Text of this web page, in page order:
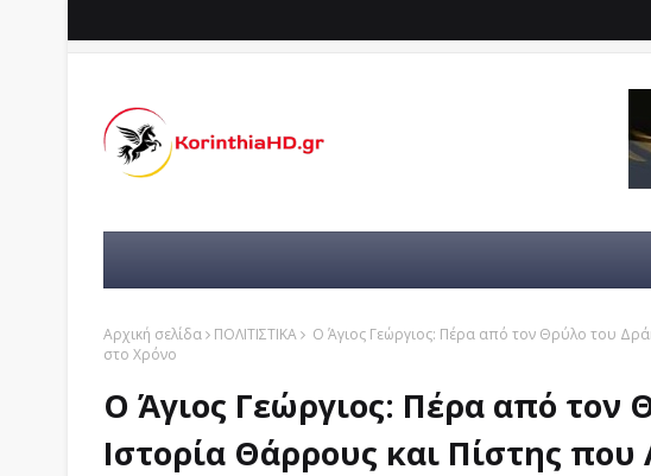
Αρχική σελίδα ΠΟΛΙΤΙΣΤΙΚΑ
Ο Άγιος Γεώργιος: Πέρα από τον Θρύλο του
στο Χρόνο
Ο Άγιος Γεώργιος: Πέρα από τον
Ιστορία Θάρρους και Πίστης που